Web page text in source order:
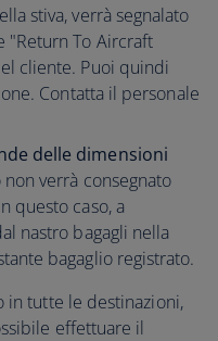
stiva, verrà segnalato
"Return To Aircraft
cliente. Puoi quindi
Contatta il personale
delle dimensioni
non verrà consegnato
questo caso, a
nastro bagagli nella
bagaglio registrato.
in tutte le destinazioni,
effettuare il